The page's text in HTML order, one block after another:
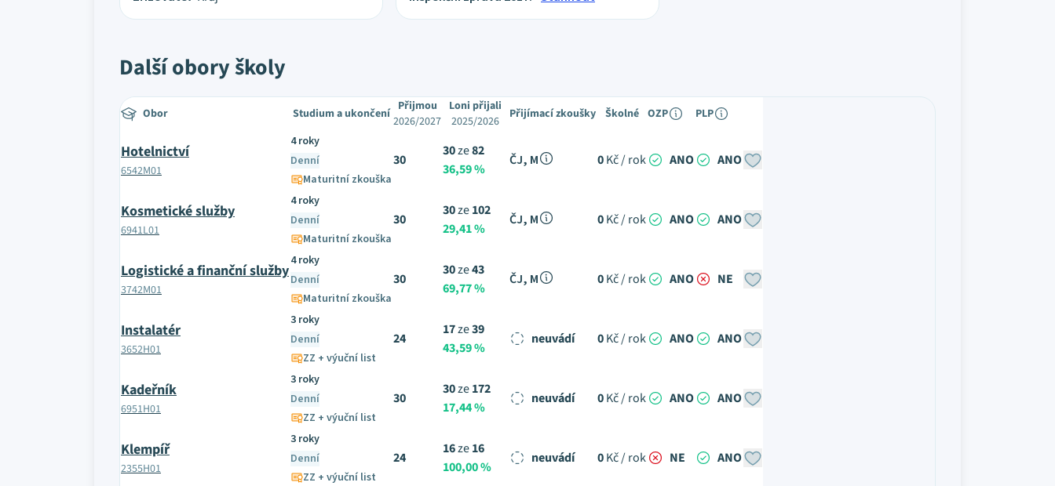
Další obory školy
Obor Studium a ukončení Přijmou
2026/2027
Loni přijali
2025/2026
Přijímací zkoušky Školné OZP PLP
Hotelnictví
6542M01
4 roky
Denní
Maturitní zkouška
30
30ze82
36,59 %
ČJ, M 0Kč / rok ANO ANO
Kosmetické služby
6941L01
4 roky
Denní
Maturitní zkouška
30
30ze102
29,41 %
ČJ, M 0Kč / rok ANO ANO
Logistické a finanční služby
3742M01
4 roky
Denní
Maturitní zkouška
30
30ze43
69,77 %
ČJ, M 0Kč / rok ANO NE
Instalatér
3652H01
3 roky
Denní
ZZ + výuční list
24
17ze39
43,59 %
neuvádí 0Kč / rok ANO ANO
Kadeřník
6951H01
3 roky
Denní
ZZ + výuční list
30
30ze172
17,44 %
neuvádí 0Kč / rok ANO ANO
Klempíř
2355H01
3 roky
Denní
ZZ + výuční list
24
16ze16
100,00 %
neuvádí 0Kč / rok NE ANO